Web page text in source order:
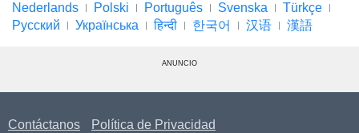
Nederlands
Polski Português Svenska
Türkçe
Русский
Українська हिन्दी 한국어 汉语 漢語
ANUNCIO
Contáctanos
Política de Privacidad